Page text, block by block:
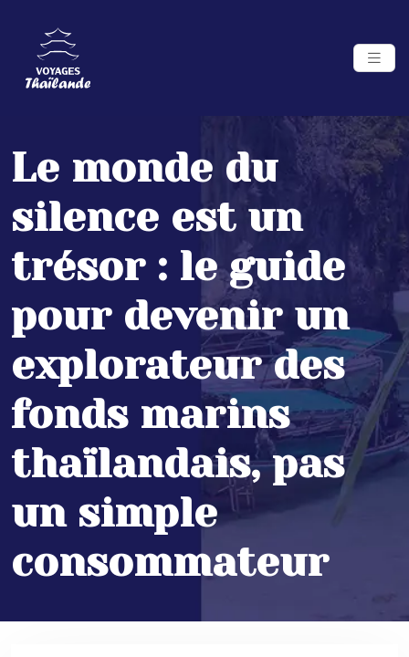
Le monde du
silence est un
trésor : le guide
pour devenir un
explorateur des
fonds marins
thaïlandais, pas
un simple
consommateur